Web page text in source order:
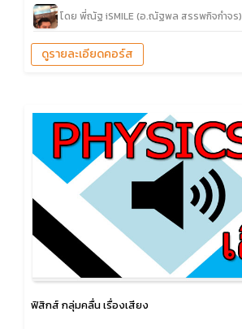
โดย พี่ณัฐ iSMILE (อ.ณัฐพล สรรพกิจกำจร)
ดูรายละเอียดคอร์ส
ฟิสิกส์ กลุ่มคลื่น เรื่องเสียง